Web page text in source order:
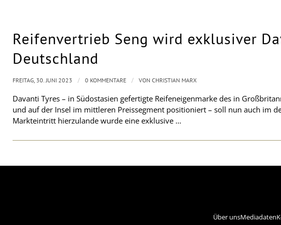
Reifenvertrieb Seng wird exklusiver
Deutschland
Davanti Tyres – in Südostasien gefertigte Reifeneigenmarke des in
und auf der Insel im mittleren Preissegment positioniert – soll nun auch im
Markteintritt hierzulande wurde eine exklusive …
FREITAG, 30. JUNI 2023 / 0 KOMMENTARE / VON CHRISTIAN MARX
Über unsMediadaten